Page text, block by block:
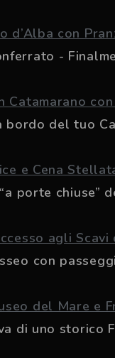
d’Alba con
-
del tuo
e Cena
porte chiuse”
agli Scavi
con
del Mare e
di uno storico